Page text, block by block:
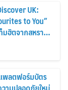
UK:
to You”
มฮิตจากสหราช
แต่วันนี้ – 18
พลตฟอร์มบัตร